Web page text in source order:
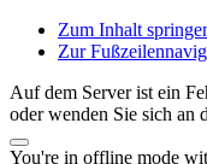
Zum Inhalt
Zur
Auf dem Server ist ein
oder wenden Sie sich an
You're in offline mode